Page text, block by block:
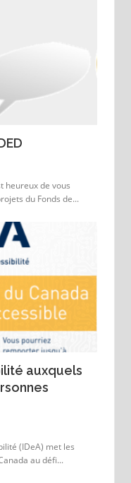
heureux de vous
du Fonds de...
auxquels
(IDeA) met les
au défi...